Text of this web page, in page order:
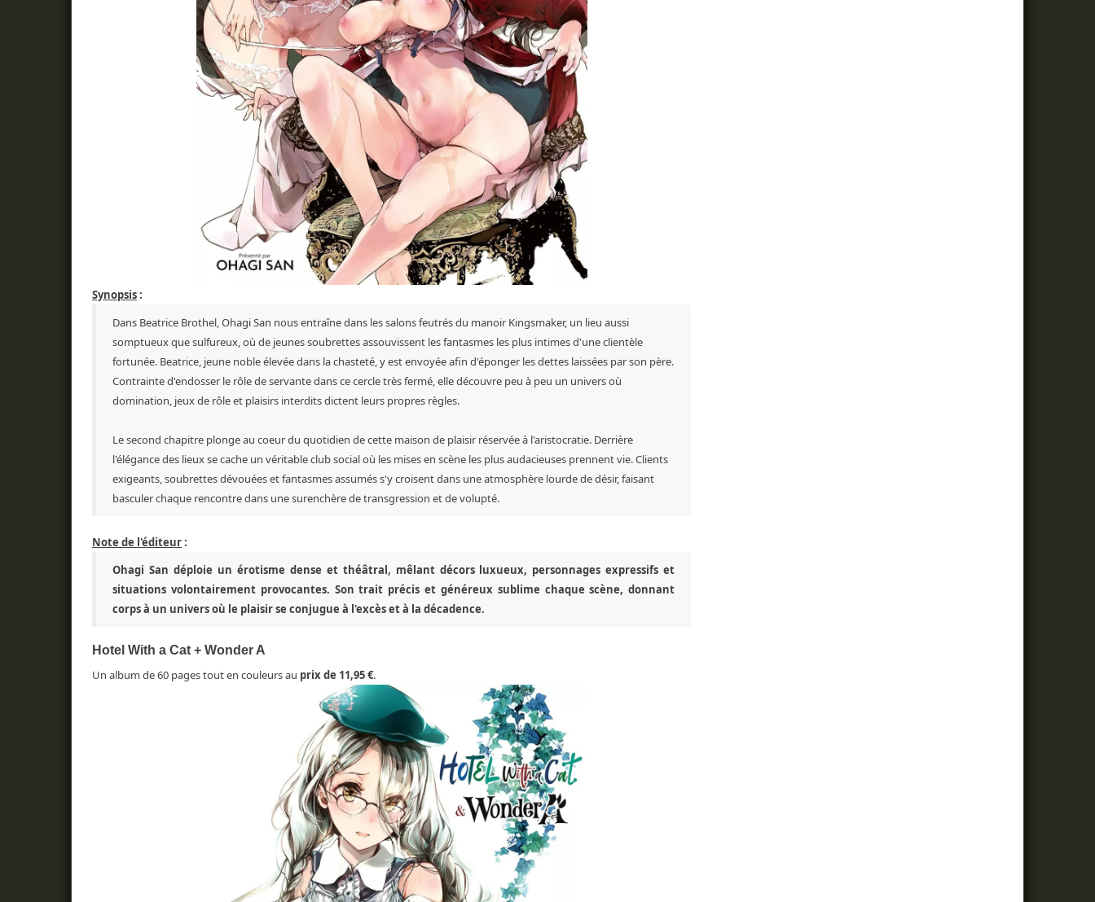
Synopsis:
Dans Beatrice Brothel, Ohagi San nous entraîne dans les salons feutrés du manoir Kingsmaker, un lieu aussi
somptueux que sulfureux, où de jeunes soubrettes assouvissent les fantasmes les plus intimes d'une clientèle
fortunée. Beatrice, jeune noble élevée dans la chasteté, y est envoyée afin d'éponger les dettes laissées par son père.
Contrainte d'endosser le rôle de servante dans ce cercle très fermé, elle découvre peu à peu un univers où
domination, jeux de rôle et plaisirs interdits dictent leurs propres règles.
Le second chapitre plonge au coeur du quotidien de cette maison de plaisir réservée à l'aristocratie. Derrière
l'élégance des lieux se cache un véritable club social où les mises en scène les plus audacieuses prennent vie. Clients
exigeants, soubrettes dévouées et fantasmes assumés s'y croisent dans une atmosphère lourde de désir, faisant
basculer chaque rencontre dans une surenchère de transgression et de volupté.
Note de l'éditeur:
Ohagi San déploie un érotisme dense et théâtral, mêlant décors luxueux, personnages expressifs et
situations volontairement provocantes. Son trait précis et généreux sublime chaque scène, donnant
corps à un univers où le plaisir se conjugue à l'excès et à la décadence.
Hotel With a Cat + Wonder A
Un album de 60 pages tout en couleurs au prix de 11,95 €.